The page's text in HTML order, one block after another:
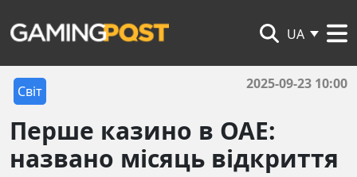
UA
Світ 2025-09-23 10:00
Перше казино в ОАЕ:
названо місяць відкриття